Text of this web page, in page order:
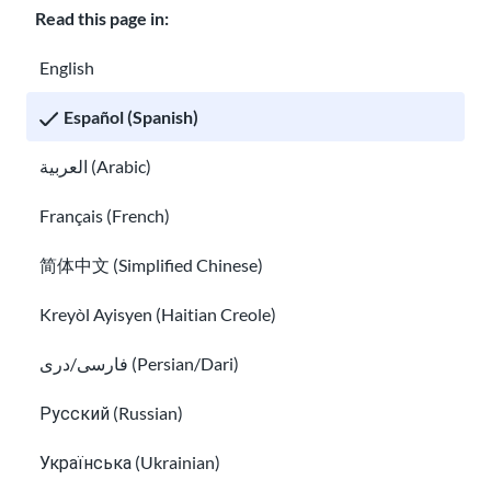
Read this page in:
English
Español (Spanish)
العربية (Arabic)
Français (French)
简体中文 (Simplified Chinese)
Kreyòl Ayisyen (Haitian Creole)
فارسی/دری (Persian/Dari)
Русский (Russian)
Українська (Ukrainian)
segu
ndo
ien
mue
en
UU.
cubr
a